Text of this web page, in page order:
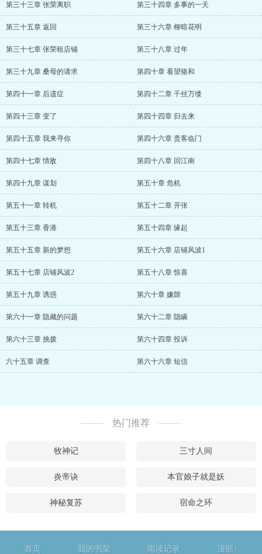
第三十三章 张荣离职 第三十四章 多事的一天
第三十五章 返回 第三十六章 柳暗花明
第三十七章 张荣租店铺 第三十八章 过年
第三十九章 桑母的请求 第四十章 看望骆和
第四十一章 后遗症 第四十二章 千丝万缕
第四十三章 变了 第四十四章 归去来
第四十五章 我来寻你 第四十六章 贵客临门
第四十七章 情敌 第四十八章 回江南
第四十九章 谋划 第五十章 危机
第五十一章 转机 第五十二章 开张
第五十三章 香港 第五十四章 缘起
第五十五章 新的梦想 第五十六章 店铺风波1
第五十七章 店铺风波2 第五十八章 惊喜
第五十九章 诱惑 第六十章 嫌隙
第六十一章 隐藏的问题 第六十二章 隐瞒
第六十三章 挑拨 第六十四章 投诉
六十五章 调查 第六十六章 短信
热门推荐
牧神记 三寸人间
炎帝诀 本官娘子就是妖
神秘复苏 宿命之环
首页 我的书架 阅读记录 顶部↑